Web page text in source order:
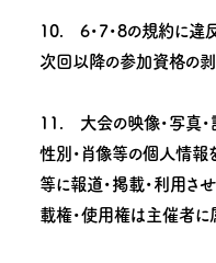
10. 6・7・8の規約に違反
次回以降の参加資格の剥
11. 大会の映像・写真・
性別・肖像等の個人情報を
等に報道・掲載・利用させ
載権・使用権は主催者に属